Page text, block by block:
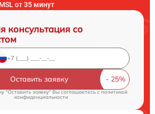
от 35 минут
консультация со
Оставить заявку
"Оставить заявку" Вы соглашаетесь cполитикой
конфиденциальности